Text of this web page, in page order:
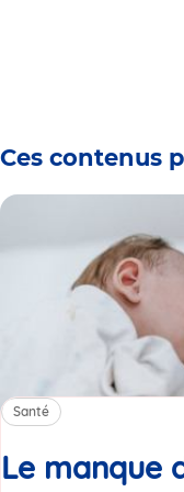
Ces contenus
Santé
Le manque